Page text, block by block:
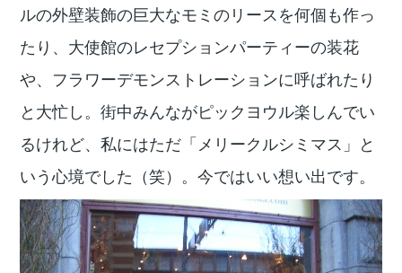
ルの外壁装飾の巨大なモミのリースを何個も作っ
たり、大使館のレセプションパーティーの装花
や、フラワーデモンストレーションに呼ばれたり
と大忙し。街中みんながピックヨウル楽しんでい
るけれど、私にはただ「メリークルシミマス」と
いう心境でした（笑）。今ではいい想い出です。